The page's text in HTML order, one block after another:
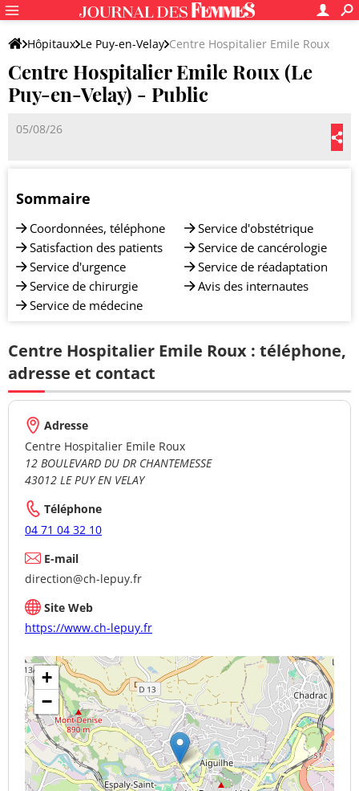
Hôpitaux Le Puy-en-Velay Centre Hospitalier Emile Roux
Centre Hospitalier Emile Roux (Le
Puy-en-Velay) - Public
05/08/26
Sommaire
Coordonnées, téléphone
Satisfaction des patients
Service d'urgence
Service de chirurgie
Service de médecine
Service d'obstétrique
Service de cancérologie
Service de réadaptation
Avis des internautes
Centre Hospitalier Emile Roux : téléphone,
adresse et contact
Adresse
Centre Hospitalier Emile Roux
12 BOULEVARD DU DR CHANTEMESSE
43012 LE PUY EN VELAY
Téléphone
04 71 04 32 10
E-mail
direction@ch-lepuy.fr
Site Web
https://www.ch-lepuy.fr
+
−